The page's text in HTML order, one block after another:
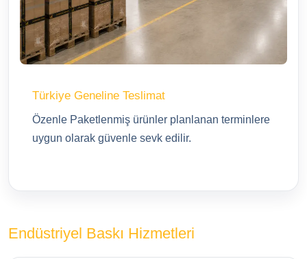
Türkiye Geneline Teslimat
Özenle Paketlenmiş ürünler planlanan terminlere
uygun olarak güvenle sevk edilir.
Endüstriyel Baskı Hizmetleri